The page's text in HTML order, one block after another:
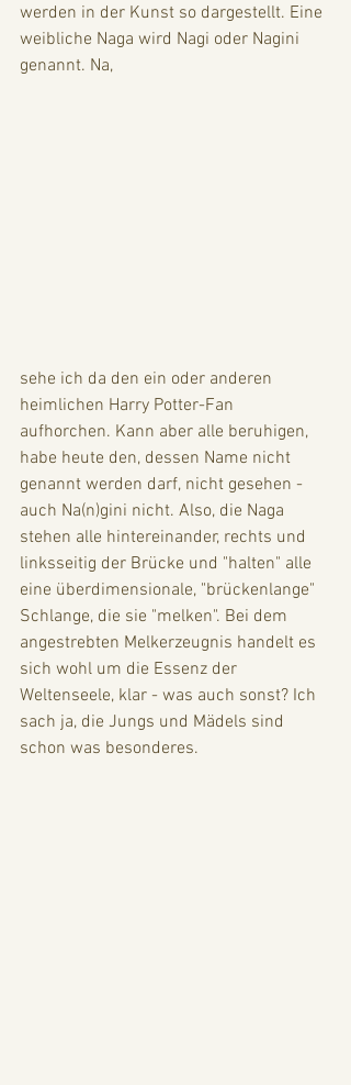
werden in der Kunst so dargestellt. Eine
weibliche Naga wird Nagi oder Nagini
genannt. Na,
sehe ich da den ein oder anderen
heimlichen Harry Potter-Fan
aufhorchen. Kann aber alle beruhigen,
habe heute den, dessen Name nicht
genannt werden darf, nicht gesehen -
auch Na(n)gini nicht. Also, die Naga
stehen alle hintereinander, rechts und
linksseitig der Brücke und "halten" alle
eine überdimensionale, "brückenlange"
Schlange, die sie "melken". Bei dem
angestrebten Melkerzeugnis handelt es
sich wohl um die Essenz der
Weltenseele, klar - was auch sonst? Ich
sach ja, die Jungs und Mädels sind
schon was besonderes.